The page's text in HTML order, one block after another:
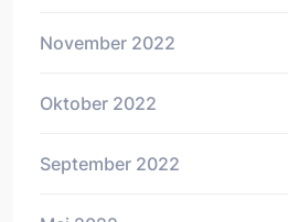
November 2022
Oktober 2022
September 2022